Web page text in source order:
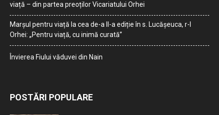
viață – din partea preoților Vicariatului Orhei
Marșul pentru viață la cea de-a II-a ediție în s. Lucășeuca, r-l
Orhei: „Pentru viață, cu inimă curată”
Învierea Fiului văduvei din Nain
POSTĂRI POPULARE